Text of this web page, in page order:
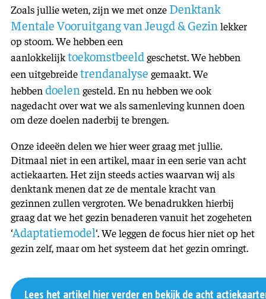
Zoals jullie weten, zijn we met onze Denktank
Mentale Vooruitgang van Jeugd & Gezin lekker
op stoom. We hebben een
aanlokkelijktoekomstbeeldgeschetst. We hebben
een uitgebreidetrendanalyse gemaakt. We
hebben doelen gesteld. En nu hebben we ook
nagedacht over wat we als samenleving kunnen doen
om deze doelen naderbij te brengen.
Onze ideeën delen we hier weer graag met jullie.
Ditmaal niet in een artikel, maar in een serie van acht
actiekaarten. Het zijn steeds acties waarvan wij als
denktank menen dat ze de mentale kracht van
gezinnen zullen vergroten. We benadrukken hierbij
graag dat we het gezin benaderen vanuit het zogeheten
‘Adaptatiemodel‘. We leggen de focus hier niet op het
gezin zelf, maar om het systeem dat het gezin omringt.
Lees het artikel hier verder en bekijk de acht